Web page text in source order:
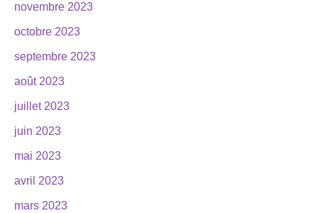
novembre 2023
octobre 2023
septembre 2023
août 2023
juillet 2023
juin 2023
mai 2023
avril 2023
mars 2023